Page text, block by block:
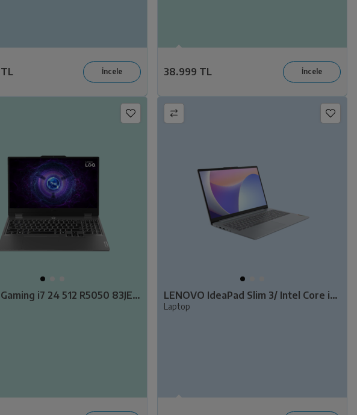
38.999 TL
Lenovo Gaming i7 24 512 R5050 83JE00KKTR LENOVO IdeaPad Slim 3/ Intel Core i3-13135U/ 8GB Ram/ 512GB SSD/ 15.6" FHD/ W11/ 82X700G1TX
Laptop